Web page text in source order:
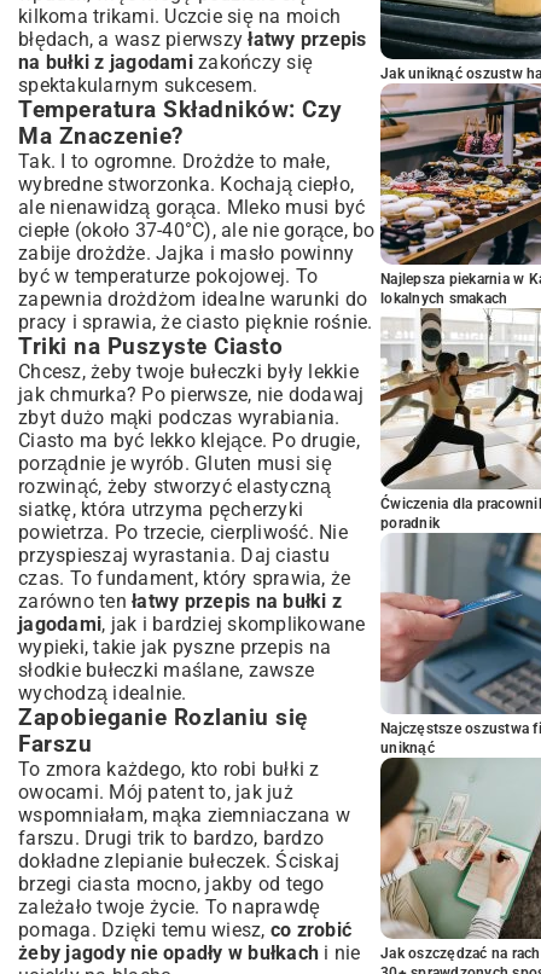
kilkoma trikami. Uczcie się na moich
błędach, a wasz pierwszyłatwy przepis
na bułki z jagodamizakończy się
spektakularnym sukcesem.
Temperatura Składników: Czy
Ma Znaczenie?
Tak. I to ogromne. Drożdże to małe,
wybredne stworzonka. Kochają ciepło,
ale nienawidzą gorąca. Mleko musi być
ciepłe (około 37-40°C), ale nie gorące, bo
zabije drożdże. Jajka i masło powinny
być w temperaturze pokojowej. To
zapewnia drożdżom idealne warunki do
pracy i sprawia, że ciasto pięknie rośnie.
Triki na Puszyste Ciasto
Chcesz, żeby twoje bułeczki były lekkie
jak chmurka? Po pierwsze, nie dodawaj
zbyt dużo mąki podczas wyrabiania.
Ciasto ma być lekko klejące. Po drugie,
porządnie je wyrób. Gluten musi się
rozwinąć, żeby stworzyć elastyczną
siatkę, która utrzyma pęcherzyki
powietrza. Po trzecie, cierpliwość. Nie
przyspieszaj wyrastania. Daj ciastu
czas. To fundament, który sprawia, że
zarówno ten łatwy przepis na bułki z
jagodami, jak i bardziej skomplikowane
wypieki, takie jak pyszne przepis na
słodkie bułeczki maślane, zawsze
wychodzą idealnie.
Zapobieganie Rozlaniu się
Farszu
To zmora każdego, kto robi bułki z
owocami. Mój patent to, jak już
wspomniałam, mąka ziemniaczana w
farszu. Drugi trik to bardzo, bardzo
dokładne zlepianie bułeczek. Ściskaj
brzegi ciasta mocno, jakby od tego
zależało twoje życie. To naprawdę
pomaga. Dzięki temu wiesz, co zrobić
żeby jagody nie opadły w bułkach i nie
Jak uniknąć oszustw
Najlepsza piekarnia w
lokalnych smakach
Ćwiczenia dla
poradnik
Najczęstsze oszustwa
uniknąć
Jak oszczędzać na